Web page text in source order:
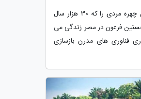
دانشمندان چهره مردی را که 30 هزار سال
فرعون در مصر زندگی می
فناوری های مدرن بازسازی